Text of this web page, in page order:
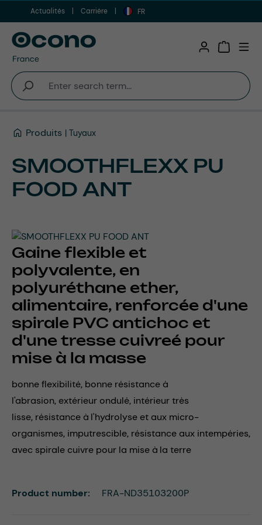
Aller au contenu principal
Actualités Carrière FR
Produits Tuyaux
SMOOTHFLEXX PU
FOOD ANT
Gaine flexible et
polyvalente, en
polyuréthane ether,
alimentaire, renforcée d'une
spirale PVC antichoc et
d'une tresse cuivreé pour
mise à la masse
bonne flexibilité, bonne résistance à
l'abrasion, extérieur ondulé, intérieur très
lisse, résistance à l'hydrolyse et aux micro-
organismes, imputrescible, résistance aux intempéries,
avec spirale cuivre pour la mise à la terre
Product number: FRA-ND35103200P